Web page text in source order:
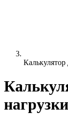
Калькулятор